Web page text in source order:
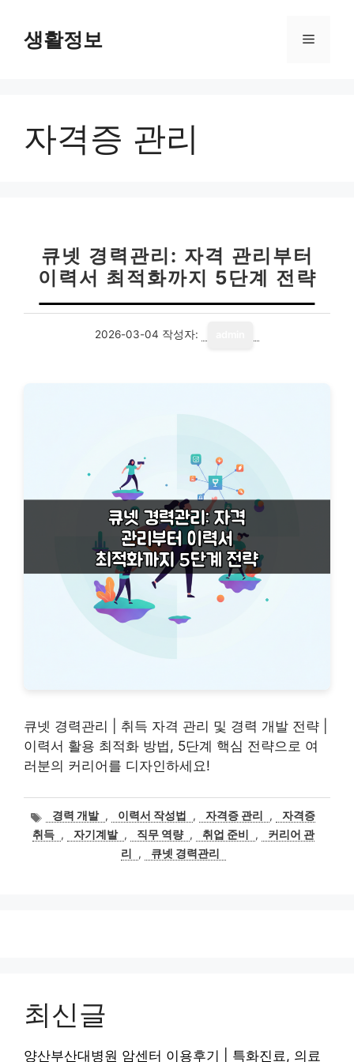
생활정보 메
자격증 관리
큐넷 경력관리: 자격 관리부터
이력서 최적화까지 5단계 전략
2026-03-04 작성자:
큐넷 경력관리 | 취득 자격 관리 및 경력 개발 전략 |
이력서 활용 최적화 방법, 5단계 핵심 전략으로 여
러분의 커리어를 디자인하세요!
태
그
경력 개발 , 이력서 작성법 , 자격증 관리 ,
자격증
취득 , 자기계발 , 직무 역량 , 취업 준비 ,
커리어 관
리
, 큐넷 경력관리
최신글
양산부산대병원 암센터 이용후기 | 특화진료, 의료